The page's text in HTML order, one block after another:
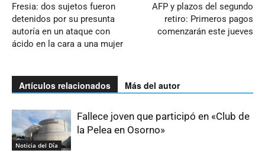
Fresia: dos sujetos fueron
detenidos por su presunta
autoría en un ataque con
ácido en la cara a una mujer
AFP y plazos del segundo
retiro: Primeros pagos
comenzarán este jueves
Artículos relacionados Más del autor
Noticia del Día
Fallece joven que participó en «Club de
la Pelea en Osorno»